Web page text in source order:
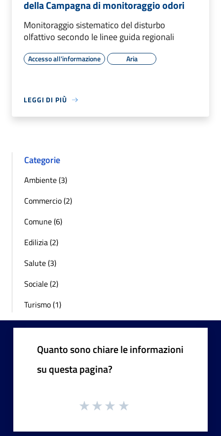
della Campagna di monitoraggio odori
Monitoraggio sistematico del disturbo
olfattivo secondo le linee guida regionali
Accesso all'informazione Aria
LEGGI DI PIÙ
Categorie
Ambiente (3)
Commercio (2)
Comune (6)
Edilizia (2)
Salute (3)
Sociale (2)
Turismo (1)
Quanto sono chiare le informazioni
su questa pagina?